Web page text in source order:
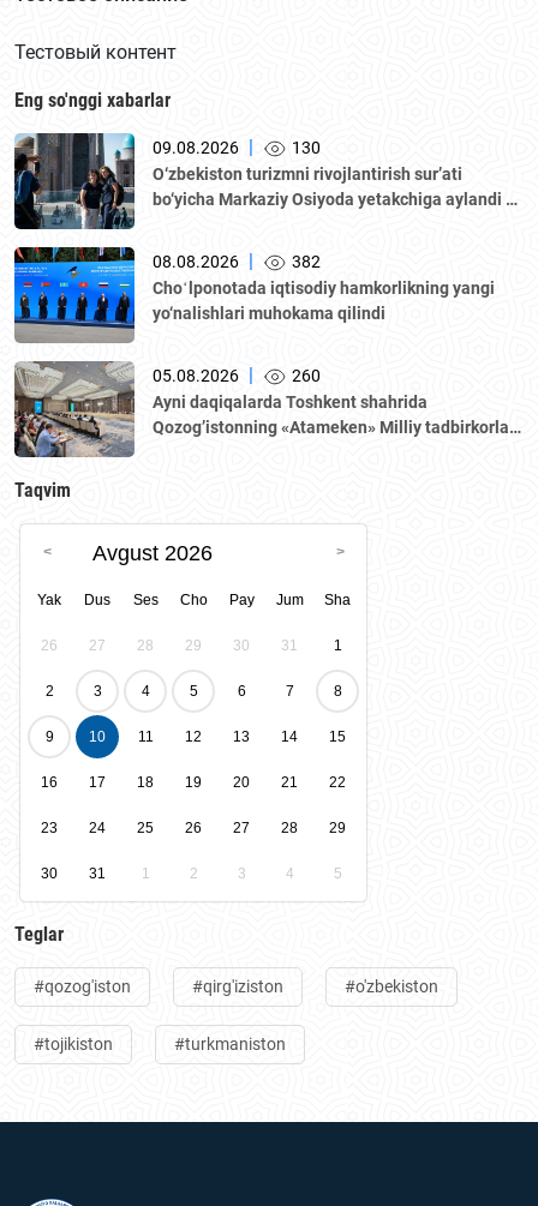
Тестовый контент
Eng so'nggi xabarlar
09.08.2026 |
130
O‘zbekiston turizmni rivojlantirish sur’ati
bo‘yicha Markaziy Osiyoda yetakchiga aylandi —
08.08.2026 |
382
Choʻlponotada iqtisodiy hamkorlikning yangi
yo‘nalishlari muhokama qilindi
05.08.2026 |
260
Аyni daqiqalarda Toshkent shahrida
Qozogʼistonning «Аtameken» Milliy tadbirkorlar
Taqvim
Avgust 2026
Yak Dus Ses Cho Pay Jum Sha
26 27 28 29 30 31 1
2 3 4 5 6 7 8
9 10 11 12 13 14 15
16 17 18 19 20 21 22
23 24 25 26 27 28 29
30 31 1 2 3 4 5
Teglar
#qozog'iston #qirg'iziston #o'zbekiston
#tojikiston #turkmaniston